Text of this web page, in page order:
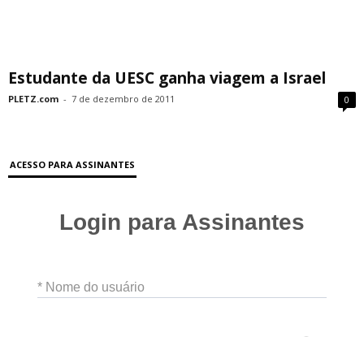
Estudante da UESC ganha viagem a Israel
PLETZ.com - 7 de dezembro de 2011 0
ACESSO PARA ASSINANTES
Login para Assinantes
* Nome do usuário